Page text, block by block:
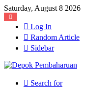
Saturday, August 8 2026
Log In
Random Article
Sidebar
Search for